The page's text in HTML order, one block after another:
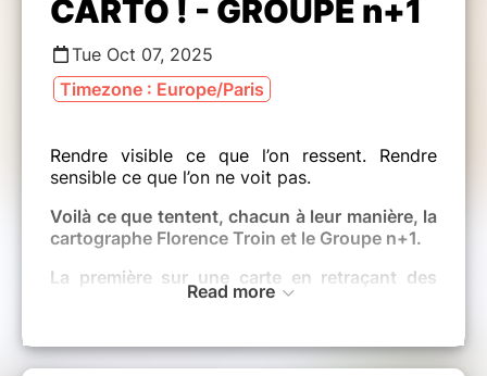
CARTO ! - GROUPE n+1
Tue Oct 07, 2025
Timezone : Europe/Paris
Rendre visible ce que l’on ressent. Rendre
sensible ce que l’on ne voit pas.
Voilà ce que tentent, chacun à leur manière, la
cartographe Florence Troin et le Groupe n+1.
La première sur une carte en retraçant des
parcours de vie, redonnant ainsi une
seconds sur un plateau de théâtre en mettant
en scène ce qui se passe dans la tête d’un·e
Read more